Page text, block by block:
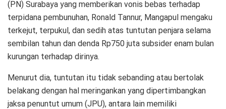
(PN) Surabaya yang memberikan vonis bebas terhadap
terpidana pembunuhan, Ronald Tannur, Mangapul mengaku
terkejut, terpukul, dan sedih atas tuntutan penjara selama
sembilan tahun dan denda Rp750 juta subsider enam bulan
kurungan terhadap dirinya.
Menurut dia, tuntutan itu tidak sebanding atau bertolak
belakang dengan hal meringankan yang dipertimbangkan
jaksa penuntut umum (JPU), antara lain memiliki